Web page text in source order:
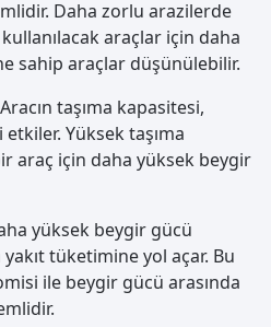
Daha zorlu arazilerde
araçlar için daha
sahip araçlar düşünülebilir.
Aracın taşıma kapasitesi,
Yüksek taşıma
araç için daha yüksek beygir
yüksek beygir gücü
tüketimine yol açar. Bu
ile beygir gücü arasında